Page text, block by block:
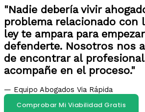
"Nadie debería vivir
problema relacionado con
ley te ampara para
defenderte. Nosotros nos
de encontrar al
acompañe en el proceso."
— Equipo Abogados Via Rápida
Comprobar Mi Viabilidad Gratis